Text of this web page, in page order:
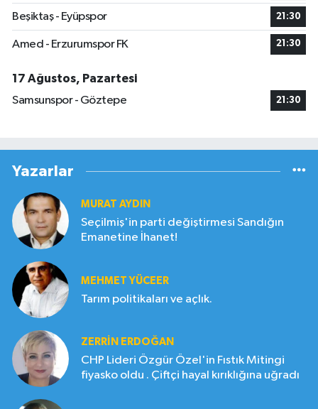
Beşiktaş - Eyüpspor 21:30
Amed - Erzurumspor FK 21:30
17 Ağustos, Pazartesi
Samsunspor - Göztepe
21:30
Yazarlar
MURAT AYDIN
Seçilmiş'in parti değiştirmesi Sandığın
Emanetine İhanet!
MEHMET YÜCEER
Tarım politikaları ve açlık.
ZERRIN ERDOĞAN
CHP Lideri Özgür Özel'in Fıstık Mitingi
fiyasko oldu . Çiftçi hayal kırıklığına uğradı